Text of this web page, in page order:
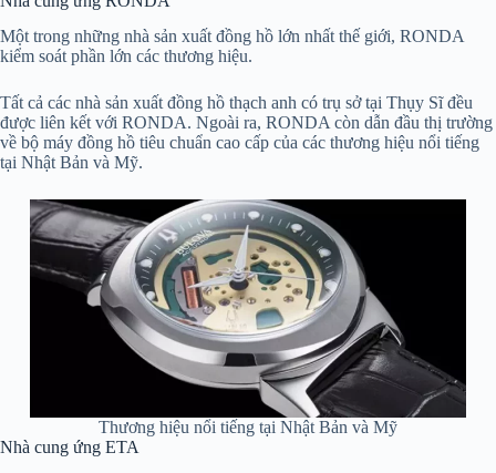
Một trong những nhà sản xuất đồng hồ lớn nhất thế giới, RONDA
kiểm soát phần lớn các thương hiệu.
Tất cả các nhà sản xuất đồng hồ thạch anh có trụ sở tại Thụy Sĩ đều
được liên kết với RONDA. Ngoài ra, RONDA còn dẫn đầu thị trường
về bộ máy đồng hồ tiêu chuẩn cao cấp của các thương hiệu nổi tiếng
tại Nhật Bản và Mỹ.
Thương hiệu nổi tiếng tại Nhật Bản và Mỹ
Nhà cung ứng ETA